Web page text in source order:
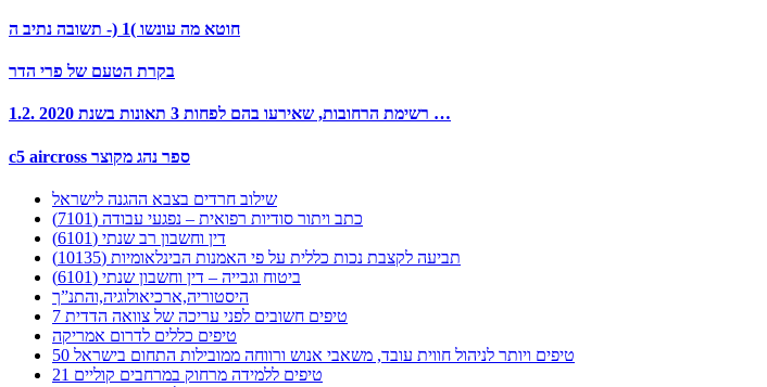
חוטא מה עונשו )1 (- תשובה נתיב ה
בקרת הטעם של פרי הדר
1.2. רשימת הרחובות, שאירעו בהם לפחות 3 תאונות בשנת 2020 …
c5 aircross ספר נהג מקוצר
שילוב חרדים בצבא ההגנה לישראל
כתב ויתור סודיות רפואית – נפגעי עבודה (7101)
דין וחשבון רב שנתי (6101)
תביעה לקצבת נכות כללית על פי האמנות הבינלאומיות (10135)
ביטוח וגבייה – דין וחשבון שנתי (6101)
היסטוריה,ארכיאולוגיה,והתנ”ך
7 טיפים חשובים לפני עריכה של צוואה הדדית
טיפים כללים לדרום אמריקה
50 טיפים ויותר לניהול חווית עובד, משאבי אנוש ורווחה ממובילות התחום בישראל
21 טיפים ללמידה מרחוק במרחבים קוליים